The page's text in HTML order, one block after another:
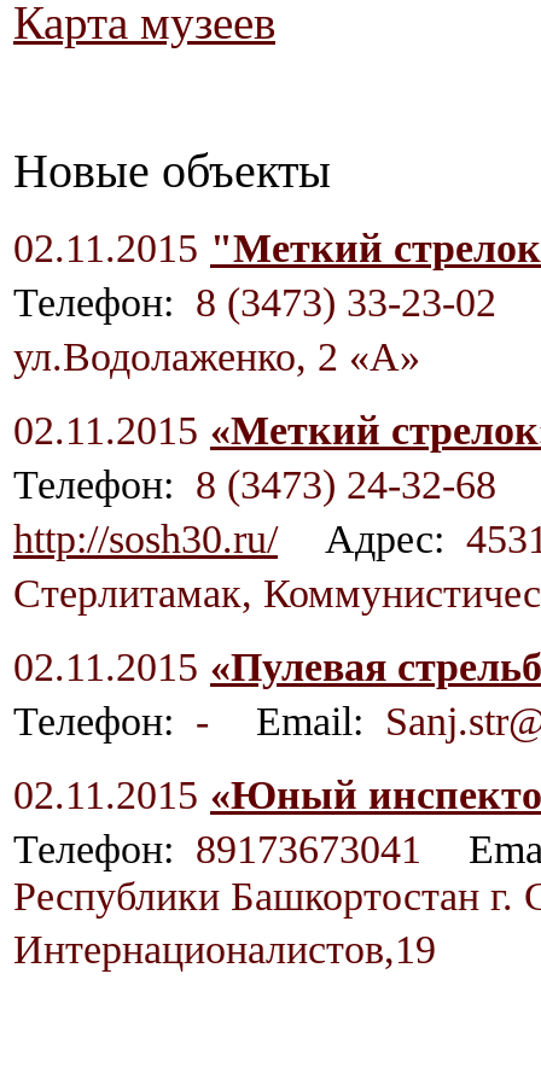
Карта музеев
Новые объекты
02.11.2015 "Меткий
Телефон: 8 (3473) 33-23-02
ул.Водолаженко, 2 «А»
02.11.2015 «Меткий
Телефон: 8 (3473) 24-32-68
http://sosh30.ru/
Адрес:
Стерлитамак,
02.11.2015 «Пулевая
Телефон: - Email:
02.11.2015 «Юный
Телефон: 89173673041
Республики Башкортостан г.
Интернационалистов,19